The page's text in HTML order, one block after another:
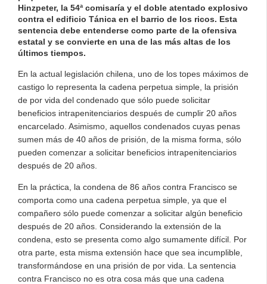
Hinzpeter, la 54ª comisaría y el doble atentado explosivo
contra el edificio Tánica en el barrio de los ricos. Esta
sentencia debe entenderse como parte de la ofensiva
estatal y se convierte en una de las más altas de los
últimos tiempos.
En la actual legislación chilena, uno de los topes máximos de
castigo lo representa la cadena perpetua simple, la prisión
de por vida del condenado que sólo puede solicitar
beneficios intrapenitenciarios después de cumplir 20 años
encarcelado. Asimismo, aquellos condenados cuyas penas
sumen más de 40 años de prisión, de la misma forma, sólo
pueden comenzar a solicitar beneficios intrapenitenciarios
después de 20 años.
En la práctica, la condena de 86 años contra Francisco se
comporta como una cadena perpetua simple, ya que el
compañero sólo puede comenzar a solicitar algún beneficio
después de 20 años. Considerando la extensión de la
condena, esto se presenta como algo sumamente difícil. Por
otra parte, esta misma extensión hace que sea incumplible,
transformándose en una prisión de por vida. La sentencia
contra Francisco no es otra cosa más que una cadena